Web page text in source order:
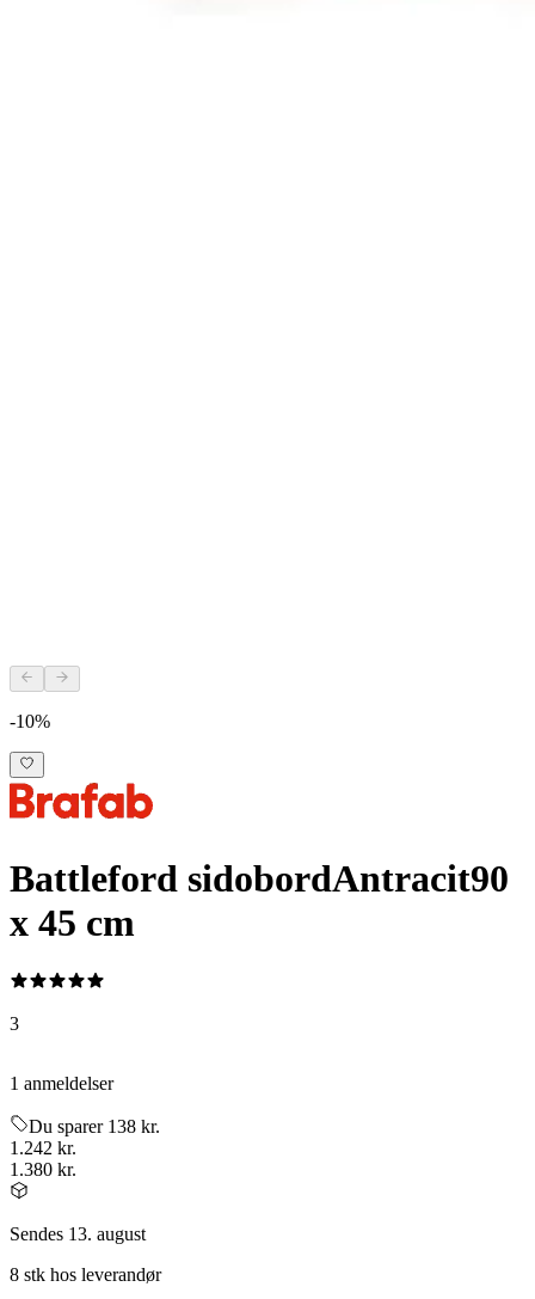
-10%
Battleford sidobordAntracit90
x 45 cm
3
1 anmeldelser
Du sparer 138 kr.
1.242 kr.
1.380 kr.
Sendes 13. august
8 stk hos leverandør